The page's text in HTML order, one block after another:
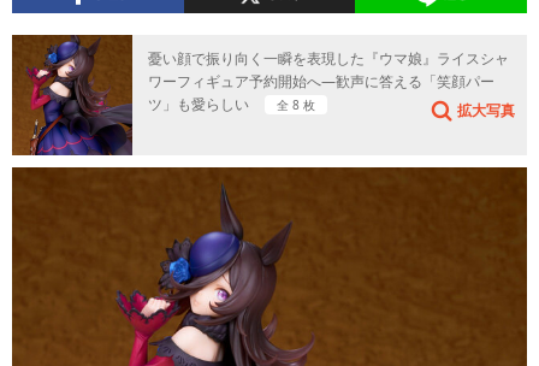
憂い顔で振り向く一瞬を表現した『ウマ娘』ライスシャ
ワーフィギュア予約開始へ―歓声に答える「笑顔パー
ツ」も愛らしい
全 8 枚 拡大写真